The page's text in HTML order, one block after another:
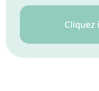
Cliquez